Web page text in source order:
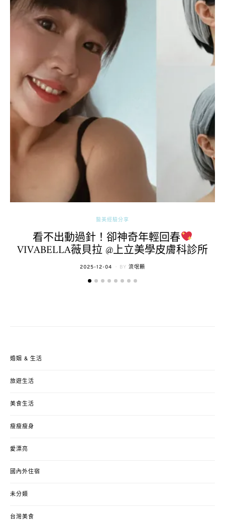
醫美經驗分享
看不出動過針！卻神奇年輕回春
VIVABELLA薇貝拉 @上立美學皮膚科診所
POSTED
2025-12-04 BY 流氓顆
婚姻 & 生活
旅遊生活
美食生活
瘦瘦瘦身
愛漂亮
國內外住宿
未分類
台灣美食